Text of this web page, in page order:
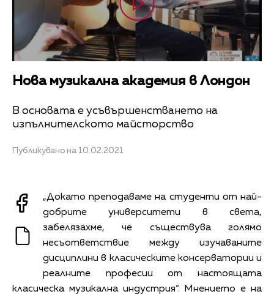
Нова музикална академия в Лондон
В основата е усъвършенстването на
изпълнителското майсторство
Публикувано на 10.02.2021
„Докато преподаваме на студенти от най-
добрите университети в света,
забелязахме, че съществува голямо
несъответствие между изучаваните
дисциплини в класическите консерватории и
реалните професии от настоящата
класическа музикална индустрия“. Мнението е на